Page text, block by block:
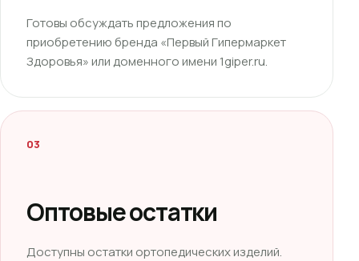
Готовы обсуждать предложения по
приобретению бренда «Первый Гипермаркет
Здоровья» или доменного имени 1giper.ru.
03
Оптовые остатки
Доступны остатки ортопедических изделий.